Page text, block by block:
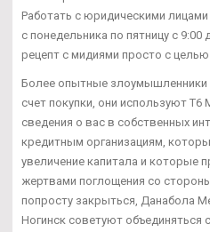
Работать с юридическими
с понедельника по пятницу с 9:00
рецепт с мидиями просто с
Более опытные
счет покупки, они используют T6
сведения о вас в собственных
кредитным организациям,
увеличение капитала и которые
жертвами поглощения со
попросту закрыться, Данабола
Ногинск советуют объединяться